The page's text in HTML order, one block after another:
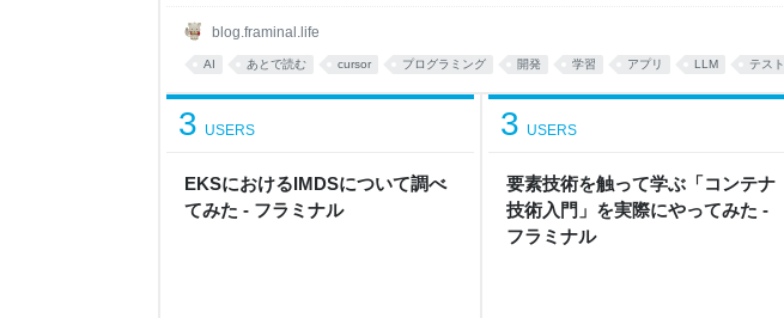
blog.framinal.life
は感慨深い。#LLMでバックエンド100日チャレンジ#100DaysOfCode
pic.twitter.com/I8G0aP4pMk— riddle@MIXI (@riddle
AI あとで読む cursor プログラミング 開発 学習 アプリ LLM テスト
EKSにおけるIMDSについて調べ
てみた - フラミナル
3 USERS
要素技術を触って学ぶ「コンテナ
技術入門」を実際にやってみた -
フラミナル
3 USERS